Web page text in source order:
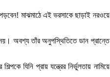
মাঝমাঠে এই ভরসাকে ছাড়াই নরওয়ে
অবশ্য তাঁর অনুপস্থিতিতে ডান প্রান্তে
যিনি প্রায় যন্ত্রের নির্ভুলতায় নামিয়ে